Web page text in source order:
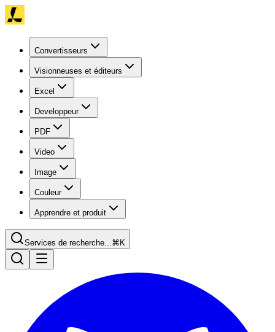
Convertisseurs
Visionneuses et éditeurs
Excel
Developpeur
PDF
Video
Image
Couleur
Apprendre et produit
Services de recherche...⌘K